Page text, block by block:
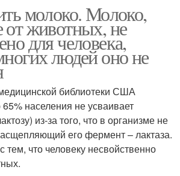
молоко. Молоко,
от животных, не
для человека,
людей оно не
библиотеки США
населения не усваивает
из-за того, что в организме не
его фермент – лактаза.
тем, что человеку несвойственно